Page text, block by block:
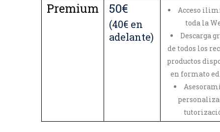
Premium 50€
(40€ en
adelante)
Acceso
toda la
Descarga
de todos los
productos
en formato